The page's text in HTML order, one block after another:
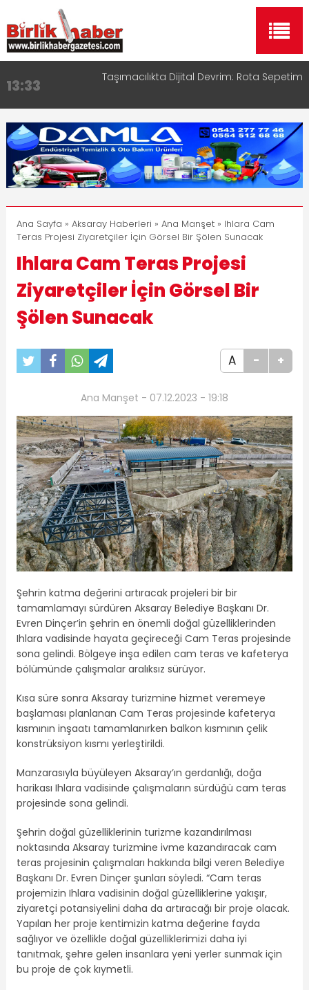
17:15
Aksaray OSB Bölge Müdürü Makam Koltuğunu
16:00
Aksaray Esnaf Rehberi ile Google ve Yapay Zeka
Aramalarında Öne Çıkın
8:23 Aksaray Esnaf Rehberi Hizmete Girdi
11:30
Birlikhaber.com Yayın Hayatına Başladı | Hızlı ve
Akıllı Haber Platformu
13:33 Taşımacılıkta Dijital Devrim: Rota Sepetim
Ana Sayfa » Aksaray Haberleri » Ana Manşet» Ihlara Cam
Teras Projesi Ziyaretçiler İçin Görsel Bir Şölen Sunacak
Ihlara Cam Teras Projesi
Ziyaretçiler İçin Görsel Bir
Şölen Sunacak
A - +
Ana Manşet - 07.12.2023 - 19:18
Şehrin katma değerini artıracak projeleri bir bir
tamamlamayı sürdüren Aksaray Belediye Başkanı Dr.
Evren Dinçer’in şehrin en önemli doğal güzelliklerinden
Ihlara vadisinde hayata geçireceği Cam Teras projesinde
sona gelindi. Bölgeye inşa edilen cam teras ve kafeterya
bölümünde çalışmalar aralıksız sürüyor.
Kısa süre sonra Aksaray turizmine hizmet veremeye
başlaması planlanan Cam Teras projesinde kafeterya
kısmının inşaatı tamamlanırken balkon kısmının çelik
konstrüksiyon kısmı yerleştirildi.
Manzarasıyla büyüleyen Aksaray’ın gerdanlığı, doğa
harikası Ihlara vadisinde çalışmaların sürdüğü cam teras
projesinde sona gelindi.
Şehrin doğal güzelliklerinin turizme kazandırılması
noktasında Aksaray turizmine ivme kazandıracak cam
teras projesinin çalışmaları hakkında bilgi veren Belediye
Başkanı Dr. Evren Dinçer şunları söyledi. “Cam teras
projemizin Ihlara vadisinin doğal güzelliklerine yakışır,
ziyaretçi potansiyelini daha da artıracağı bir proje olacak.
Yapılan her proje kentimizin katma değerine fayda
sağlıyor ve özellikle doğal güzelliklerimizi daha iyi
tanıtmak, şehre gelen insanlara yeni yerler sunmak için
bu proje de çok kıymetli.